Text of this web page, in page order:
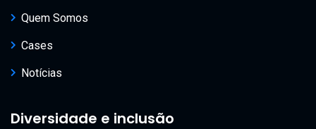
Quem Somos
Cases
Notícias
Diversidade e inclusão